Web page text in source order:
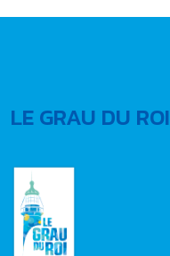
LE GRAU DU ROI